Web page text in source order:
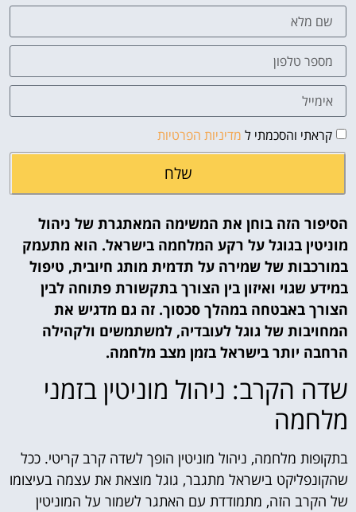
קראתי והסכמתי ל מדיניות הפרטיות
שלח
הסיפור הזה בוחן את המשימה המאתגרת של ניהול
מוניטין בגוגל על רקע המלחמה בישראל. הוא מתעמק
במורכבות של שמירה על תדמית מותג חיובית, טיפול
במידע שגוי ואיזון בין הצורך בתקשורת פתוחה לבין
הצורך באבטחה במהלך סכסוך. זה גם מדגיש את
המחויבות של גוגל לעובדיה, למשתמשים ולקהילה
הרחבה יותר בישראל בזמן מצב מלחמה.
שדה הקרב: ניהול מוניטין בזמני
מלחמה
בתקופות מלחמה, ניהול מוניטין הופך לשדה קרב קריטי. ככל
שהקונפליקט בישראל מתגבר, גוגל מוצאת את עצמה בעיצומו
של הקרב הזה, מתמודדת עם האתגר לשמור על המוניטין